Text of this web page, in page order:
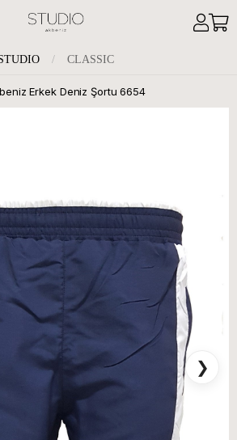
/ CLASSIC
Erkek Deniz Şortu 6654
❯